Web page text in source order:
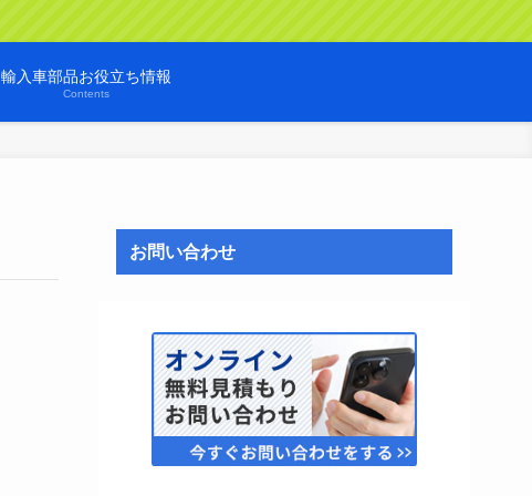
輸入車部品お役立ち情報
Contents
お問い合わせ